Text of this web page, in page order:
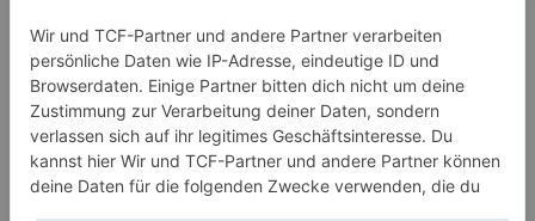
geschaeftsstelle@skdadi.de
SPONSOREN / PARTNER